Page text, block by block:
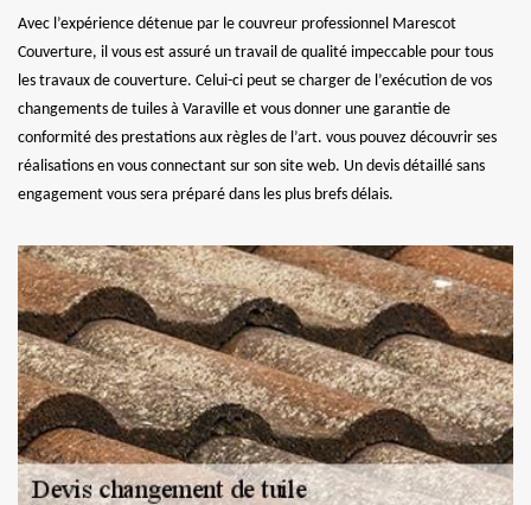
Avec l’expérience détenue par le couvreur professionnel Marescot
Couverture, il vous est assuré un travail de qualité impeccable pour tous
les travaux de couverture. Celui-ci peut se charger de l’exécution de vos
changements de tuiles à Varaville et vous donner une garantie de
conformité des prestations aux règles de l’art. vous pouvez découvrir ses
réalisations en vous connectant sur son site web. Un devis détaillé sans
engagement vous sera préparé dans les plus brefs délais.